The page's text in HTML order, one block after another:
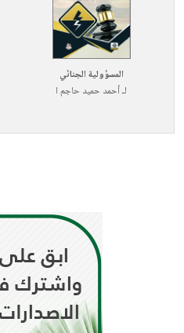
المسؤولية الجنائي
لـأحمد حميد حاجم ا